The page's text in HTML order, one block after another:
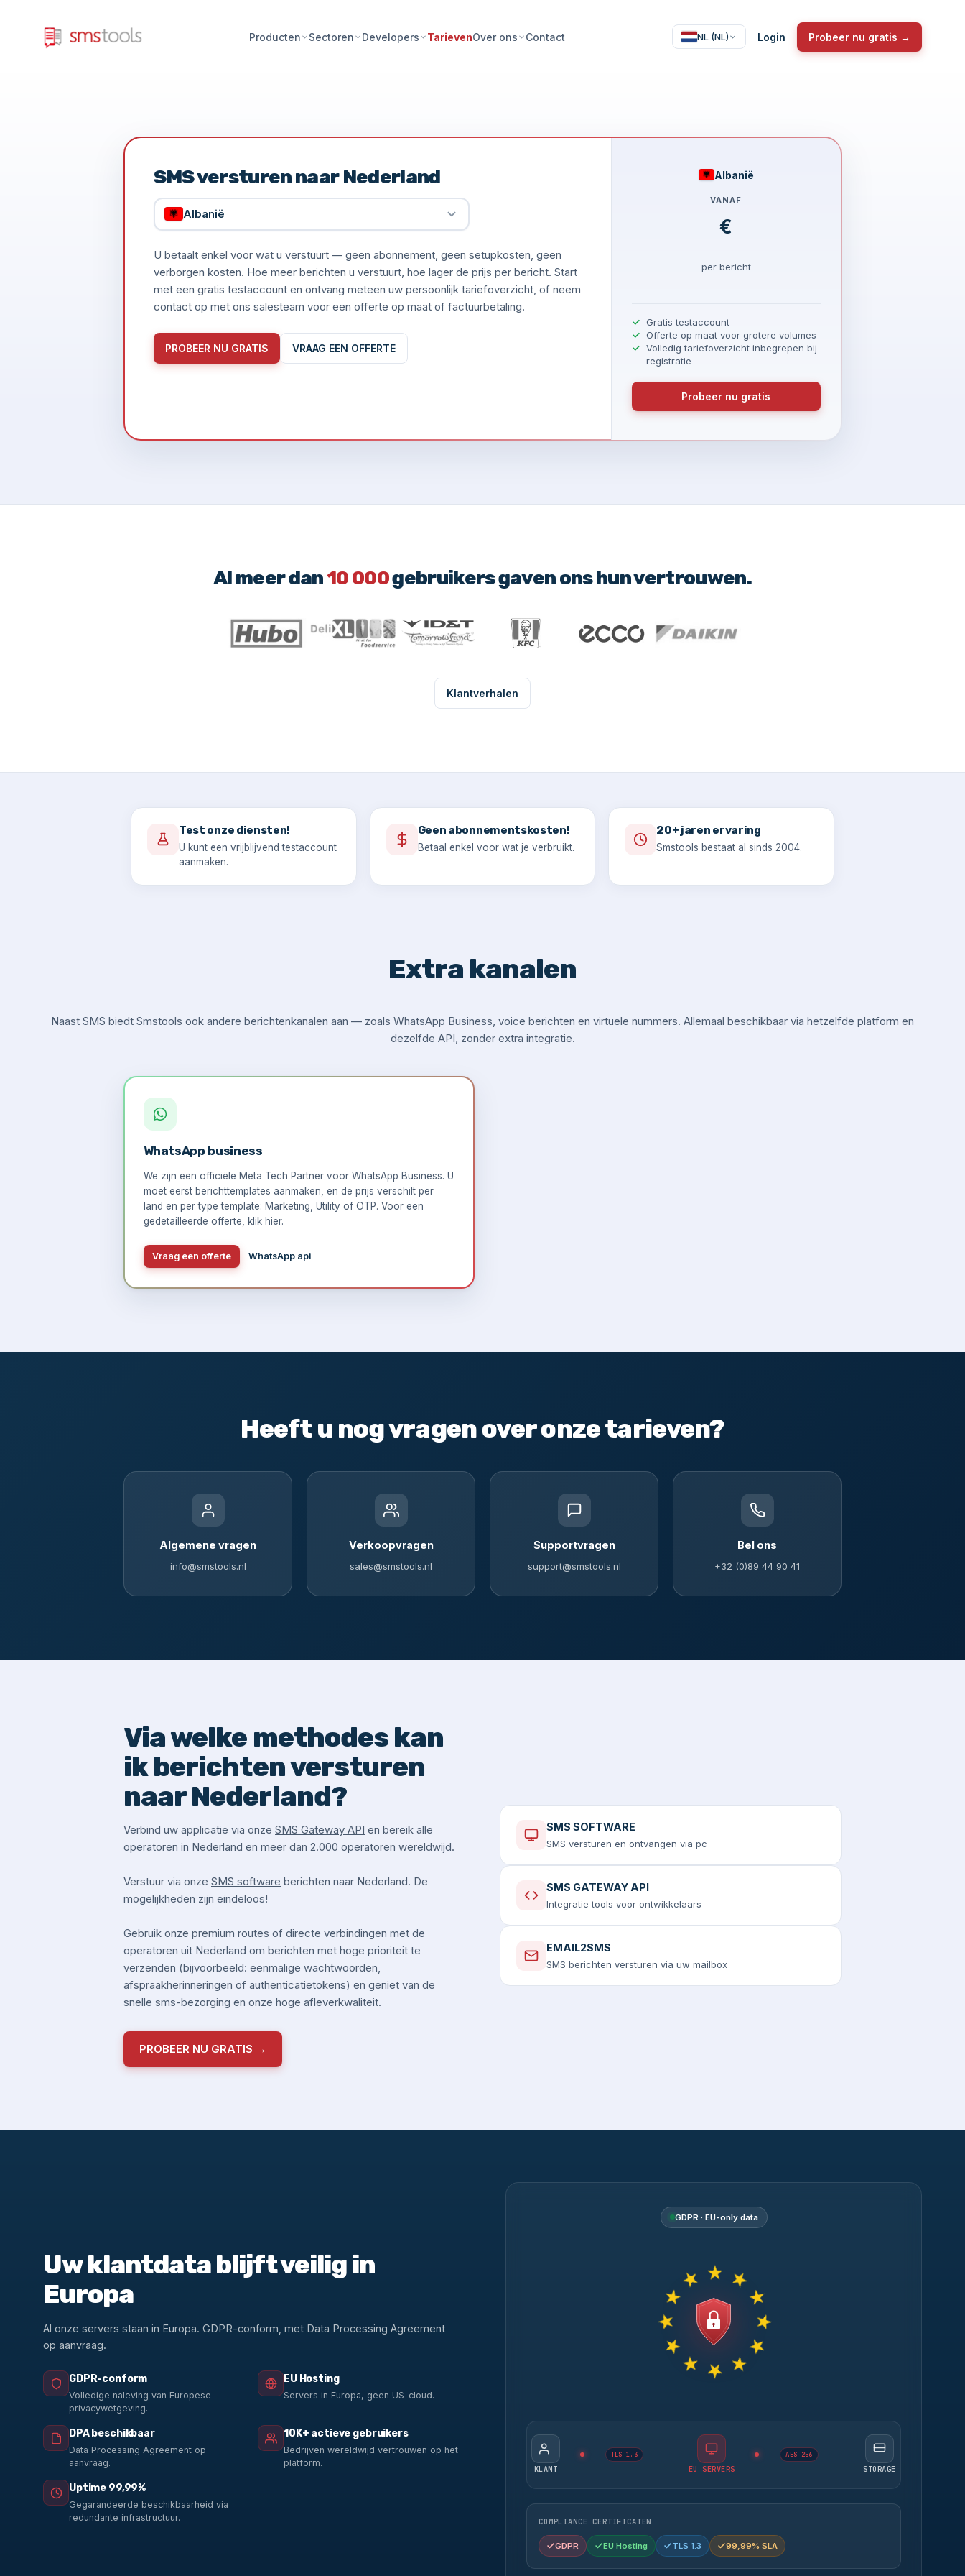
Producten Sectoren Developers TarievenOver ons Contact NL (NL) Login Probeer nu gratis →
Al meer dan10 000gebruikers gaven ons hun vertrouwen.
Klantverhalen
Test onze diensten!
U kunt een vrijblijvend testaccount
aanmaken.
Geen abonnementskosten!
Betaal enkel voor wat je verbruikt.
20+ jaren ervaring
Smstools bestaat al sinds 2004.
SMS versturen naar Nederland
Albanië
U betaalt enkel voor wat u verstuurt — geen abonnement, geen setupkosten, geen
verborgen kosten. Hoe meer berichten u verstuurt, hoe lager de prijs per bericht. Start
met een gratis testaccount en ontvang meteen uw persoonlijk tariefoverzicht, of neem
contact op met ons salesteam voor een offerte op maat of factuurbetaling.
PROBEER NU GRATIS VRAAG EEN OFFERTE
Albanië
VANAF
€
per bericht
Gratis testaccount
Offerte op maat voor grotere volumes
Volledig tariefoverzicht inbegrepen bij
registratie
Probeer nu gratis
Extra kanalen
Naast SMS biedt Smstools ook andere berichtenkanalen aan — zoals WhatsApp Business, voice berichten en virtuele nummers. Allemaal beschikbaar via hetzelfde platform en
dezelfde API, zonder extra integratie.
WhatsApp business
We zijn een officiële Meta Tech Partner voor WhatsApp Business. U
moet eerst berichttemplates aanmaken, en de prijs verschilt per
land en per type template: Marketing, Utility of OTP. Voor een
gedetailleerde offerte, klik hier.
Vraag een offerte WhatsApp api
Heeft u nog vragen over onze tarieven?
Algemene vragen
info@smstools.nl
Verkoopvragen
sales@smstools.nl
Supportvragen
support@smstools.nl
Bel ons
+32 (0)89 44 90 41
Via welke methodes kan
ik berichten versturen
naar Nederland?
Verbind uw applicatie via onze SMS Gateway API en bereik alle
operatoren in Nederland en meer dan 2.000 operatoren wereldwijd.
Verstuur via onze SMS software berichten naar Nederland. De
mogelijkheden zijn eindeloos!
Gebruik onze premium routes of directe verbindingen met de
operatoren uit Nederland om berichten met hoge prioriteit te
verzenden (bijvoorbeeld: eenmalige wachtwoorden,
afspraakherinneringen of authenticatietokens) en geniet van de
snelle sms-bezorging en onze hoge afleverkwaliteit.
PROBEER NU GRATIS →
SMS SOFTWARE
SMS versturen en ontvangen via pc
SMS GATEWAY API
Integratie tools voor ontwikkelaars
EMAIL2SMS
SMS berichten versturen via uw mailbox
Uw klantdata blijft veilig in
Europa
Al onze servers staan in Europa. GDPR-conform, met Data Processing Agreement
op aanvraag.
GDPR-conform
Volledige naleving van Europese
privacywetgeving.
EU Hosting
Servers in Europa, geen US-cloud.
DPA beschikbaar
Data Processing Agreement op
aanvraag.
10K+ actieve gebruikers
Bedrijven wereldwijd vertrouwen op het
platform.
Uptime 99,99%
Gegarandeerde beschikbaarheid via
redundante infrastructuur.
GDPR · EU-only data
KLANT
TLS 1.3
EU SERVERS
AES-256
STORAGE
COMPLIANCE CERTIFICATEN
GDPR EU Hosting TLS 1.3 99,99% SLA